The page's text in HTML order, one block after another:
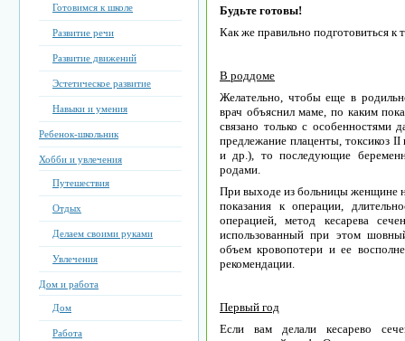
Готовимся к школе
Развитие речи
Развитие движений
Эстетическое развитие
Навыки и умения
Ребенок-школьник
Хобби и увлечения
Путешествия
Отдых
Делаем своими руками
Увлечения
Дом и работа
Дом
Работа
Будьте готовы!
Как же правильно подготовиться к
В роддоме
Желательно, чтобы еще в
врач объяснил маме, по каким
связано только с особенностями
предлежание плаценты, токсикоз
и др.), то последующие
родами.
При выходе из больницы женщине
показания к операции,
операцией, метод кесарева
использованный при этом
объем кровопотери и ее
рекомендации.
Первый год
Если вам делали кесарево